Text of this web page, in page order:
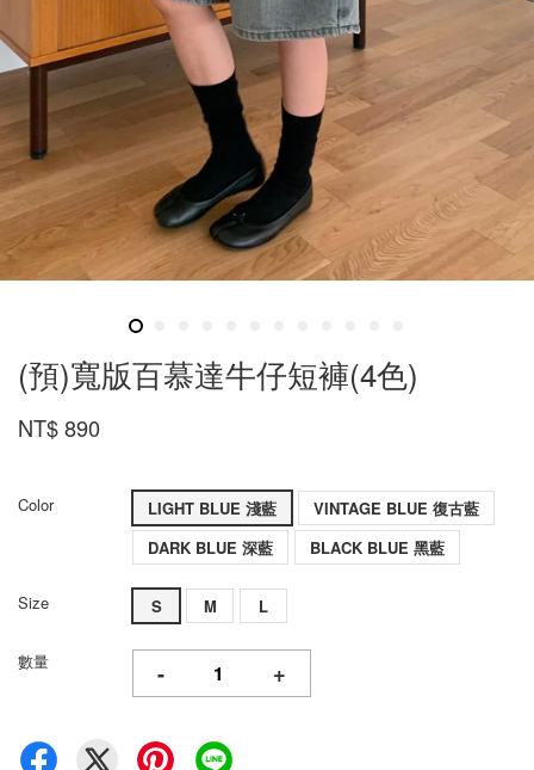
(預)寬版百慕達牛仔短褲(4色)
NT$ 890
Color LIGHT BLUE 淺藍
VINTAGE BLUE 復古藍
DARK BLUE 深藍
BLACK BLUE 黑藍
Size S M L
數量 - +